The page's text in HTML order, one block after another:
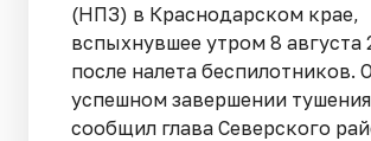
(НПЗ) в Краснодарском крае,
вспыхнувшее утром 8 августа
после налета беспилотников.
успешном завершении тушения
сообщил глава Северского